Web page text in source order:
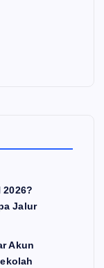
2026?
Jalur
Akun